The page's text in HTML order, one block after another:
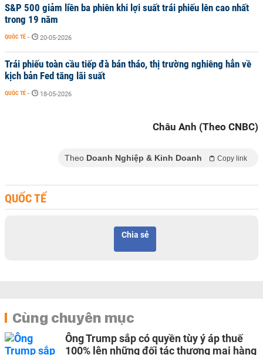
S&P 500 giảm liền ba phiên khi lợi suất trái phiếu lên cao nhất
trong 19 năm
QUỐC TẾ - 20-05-2026
Trái phiếu toàn cầu tiếp đà bán tháo, thị trường nghiêng hẳn về
kịch bản Fed tăng lãi suất
QUỐC TẾ - 18-05-2026
Châu Anh (Theo CNBC)
Theo Doanh Nghiệp & Kinh Doanh Copy link
QUỐC TẾ
Chia sẻ
Cùng chuyên mục
Ông Trump sắp có quyền tùy ý áp thuế
100% lên những đối tác thương mại hàng